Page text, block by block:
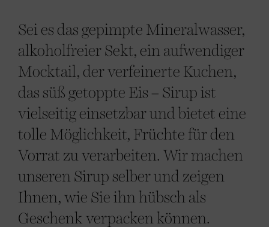
Sei es das gepimpte Mineralwasser,
alkoholfreier Sekt, ein aufwendiger
Mocktail, der verfeinerte Kuchen,
das süß getoppte Eis – Sirup ist
vielseitig einsetzbar und bietet eine
tolle Möglichkeit, Früchte für den
Vorrat zu verarbeiten. Wir machen
unseren Sirup selber und zeigen
Ihnen, wie Sie ihn hübsch als
Geschenk verpacken können.